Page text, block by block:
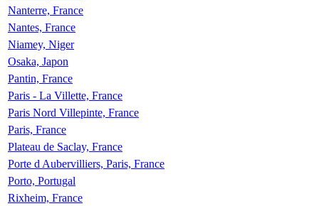
Nanterre, France
Nantes, France
Niamey, Niger
Osaka, Japon
Pantin, France
Paris - La Villette, France
Paris Nord Villepinte, France
Paris, France
Plateau de Saclay, France
Porte d Aubervilliers, Paris, France
Porto, Portugal
Rixheim, France